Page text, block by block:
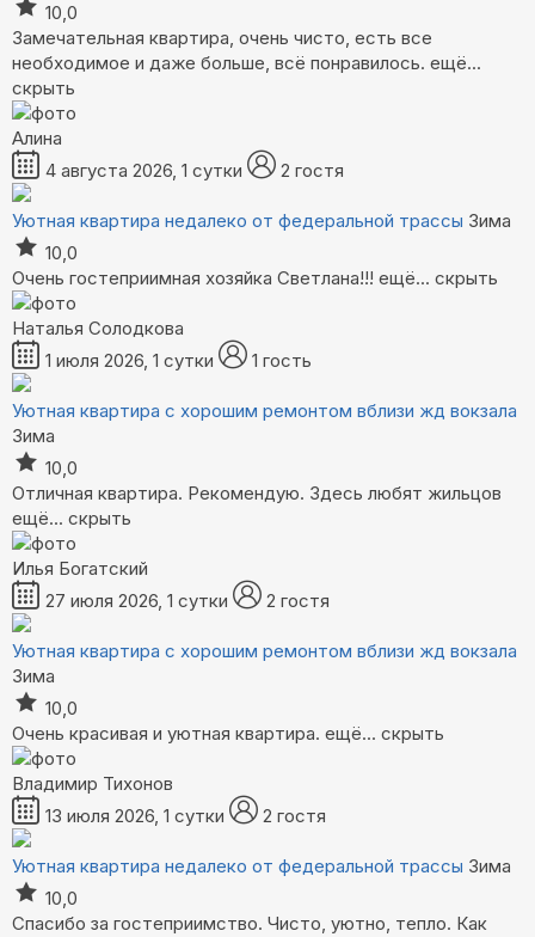
10,0
Замечательная квартира, очень чисто, есть все
необходимое и даже больше, всё понравилось. ещё...
скрыть
Алина
4 августа 2026, 1 сутки
2 гостя
Уютная квартира недалеко от федеральной трассы Зима
10,0
Очень гостеприимная хозяйка Светлана!!! ещё... скрыть
Наталья Солодкова
1 июля 2026, 1 сутки
1 гость
Уютная квартира с хорошим ремонтом вблизи жд вокзала
Зима
10,0
Отличная квартира. Рекомендую. Здесь любят жильцов
ещё... скрыть
Илья Богатский
27 июля 2026, 1 сутки
2 гостя
Уютная квартира с хорошим ремонтом вблизи жд вокзала
Зима
10,0
Очень красивая и уютная квартира. ещё... скрыть
Владимир Тихонoв
13 июля 2026, 1 сутки
2 гостя
Уютная квартира недалеко от федеральной трассы Зима
10,0
Спасибо за гостеприимство. Чисто, уютно, тепло. Как